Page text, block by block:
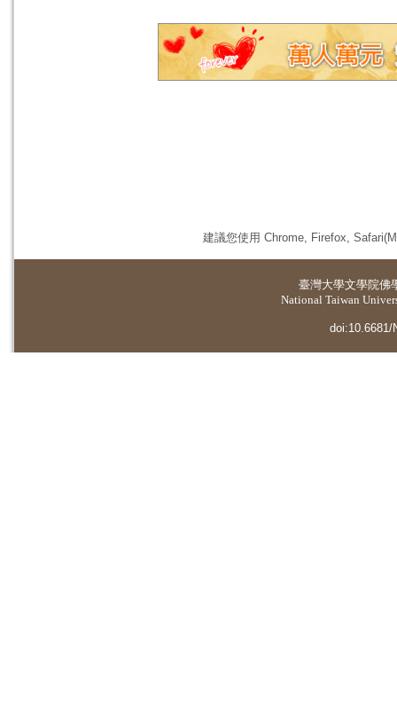
建議您使用 Chrome, Firefox,
臺灣大學文學院佛
National Taiwan
doi:10.6681/